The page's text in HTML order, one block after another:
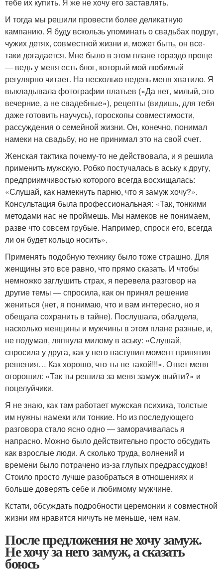
И тогда мы решили провести более деликатную
кампанию. Я буду вскользь упоминать о свадьбах подруг,
чужих детях, совместной жизни и, может быть, он все-
таки догадается. Мне было в этом плане гораздо проще
— ведь у меня есть блог, который мой любимый
регулярно читает. На несколько недель меня хватило. Я
выкладывала фотографии платьев («Да нет, милый, это
вечерние, а не свадебные»), рецепты (видишь, для тебя
даже готовить научусь), гороскопы совместимости,
рассуждения о семейной жизни. Он, конечно, понимал
намеки на свадьбу, но не принимал это на свой счет.
Женская тактика почему-то не действовала, и я решила
применить мужскую. Робко постучалась в аську к другу,
предприимчивостью которого всегда восхищалась:
«Слушай, как намекнуть парню, что я замуж хочу?».
Консультация была профессиональная: «Так, тонкими
методами нас не проймешь. Мы намеков не понимаем,
разве что совсем грубые. Например, спроси его, всегда
ли он будет кольцо носить».
Применять подобную технику было тоже страшно. Для
женщины это все равно, что прямо сказать. И чтобы
немножко заглушить страх, я перевела разговор на
другие темы — спросила, как он принял решение
жениться (нет, я понимаю, что и вам интересно, но я
обещала сохранить в тайне). Послушала, обалдела,
насколько женщины и мужчины в этом плане разные, и,
не подумав, ляпнула милому в аську: «Слушай,
спросила у друга, как у него наступил момент принятия
решения… Как хорошо, что ты не такой!!!». Ответ меня
огорошил: «Так ты решила за меня замуж выйти?» и
поцелуйчики.
Я не знаю, как там работает мужская психика, толстые
им нужны намеки или тонкие. Но из последующего
разговора стало ясно одно — заморачивалась я
напрасно. Можно было действительно просто обсудить
как взрослые люди. А сколько труда, волнений и
времени было потрачено из-за глупых предрассудков!
Стоило просто лучше разобраться в отношениях и
больше доверять себе и любимому мужчине.
Кстати, обсуждать подробности церемонии и совместной
жизни им нравится ничуть не меньше, чем нам.
После предложения не хочу замуж.
Не хочу за него замуж, а сказать
боюсь